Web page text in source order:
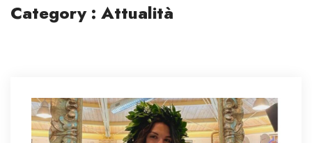
Category : Attualità